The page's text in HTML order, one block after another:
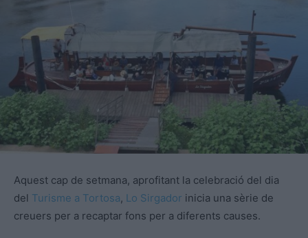
Aquest cap de setmana, aprofitant la celebració del dia
del Turisme a Tortosa, Lo Sirgador inicia una sèrie de
creuers per a recaptar fons per a diferents causes.